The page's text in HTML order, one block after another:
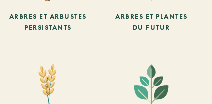
ARBRES ET ARBUSTES
PERSISTANTS
ARBRES ET PLANTES
DU FUTUR